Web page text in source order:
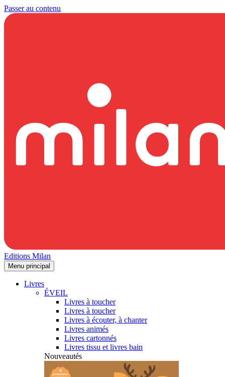
Passer au contenu
Editions Milan
Menu principal
Livres
ÉVEIL
Livres à toucher
Livres à toucher
Livres à écouter, à chanter
Livres animés
Livres cartonnés
Livres tissu et livres bain
Nouveautés